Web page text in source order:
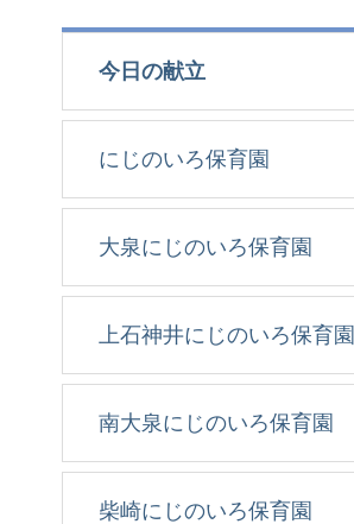
今日の献立
にじのいろ保育園
大泉にじのいろ保育園
上石神井にじのいろ保育園
南大泉にじのいろ保育園
柴崎にじのいろ保育園